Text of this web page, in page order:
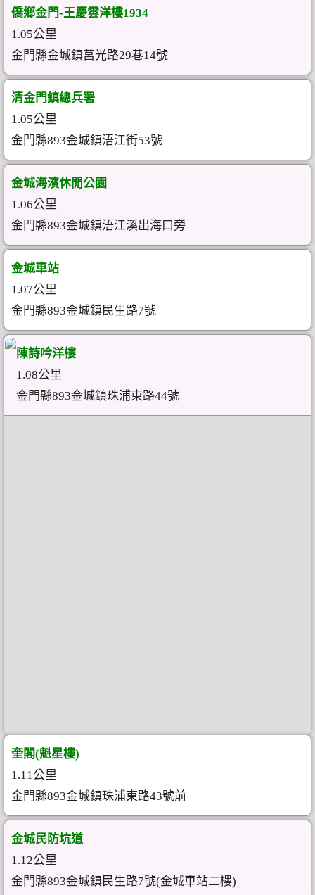
僑鄉金門-王慶雲洋樓1934
1.05公里
金門縣金城鎮莒光路29巷14號
清金門鎮總兵署
1.05公里
金門縣893金城鎮浯江街53號
金城海濱休閒公園
1.06公里
金門縣893金城鎮浯江溪出海口旁
金城車站
1.07公里
金門縣893金城鎮民生路7號
陳詩吟洋樓
1.08公里
金門縣893金城鎮珠浦東路44號
奎閣(魁星樓)
1.11公里
金門縣893金城鎮珠浦東路43號前
金城民防坑道
1.12公里
金門縣893金城鎮民生路7號(金城車站二樓)